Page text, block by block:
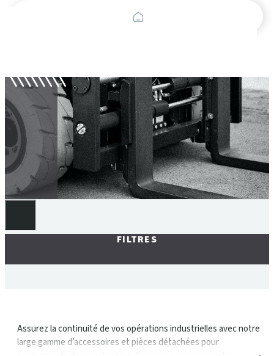
FILTRES
Assurez la continuité de vos opérations industrielles avec notre
large gamme d’accessoires et pièces détachées pour